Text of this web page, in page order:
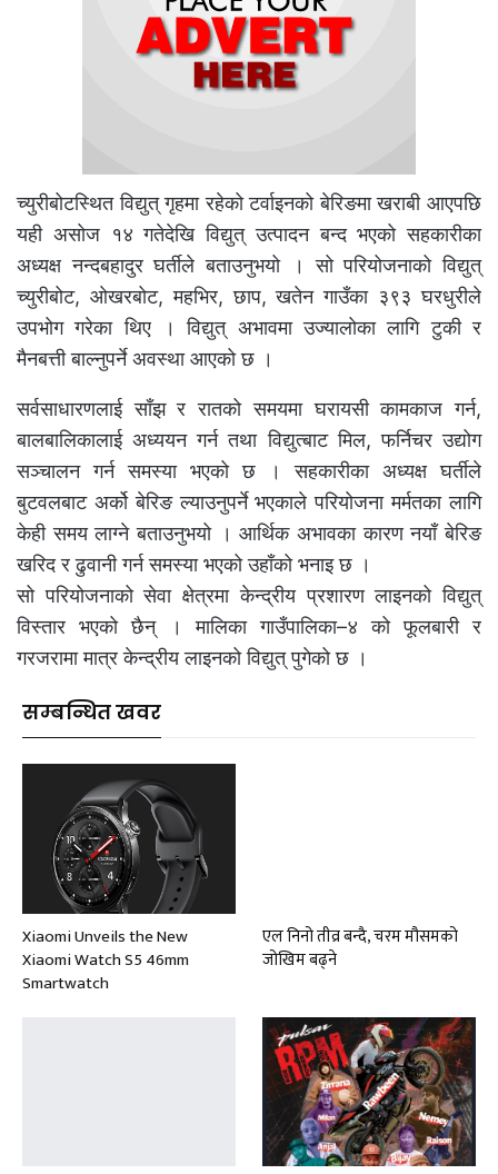
च्युरीबोटस्थित विद्युत् गृहमा रहेको टर्वाइनको बेरिङमा खराबी आएपछि
यही असोज १४ गतेदेखि विद्युत् उत्पादन बन्द भएको सहकारीका
अध्यक्ष नन्दबहादुर घर्तीले बताउनुभयो । सो परियोजनाको विद्युत्
च्युरीबोट, ओखरबोट, महभिर, छाप, खतेन गाउँका ३९३ घरधुरीले
उपभोग गरेका थिए । विद्युत् अभावमा उज्यालोका लागि टुकी र
मैनबत्ती बाल्नुपर्ने अवस्था आएको छ ।
सर्वसाधारणलाई साँझ र रातको समयमा घरायसी कामकाज गर्न,
बालबालिकालाई अध्ययन गर्न तथा विद्युत्बाट मिल, फर्निचर उद्योग
सञ्चालन गर्न समस्या भएको छ । सहकारीका अध्यक्ष घर्तीले
बुटवलबाट अर्को बेरिङ ल्याउनुपर्ने भएकाले परियोजना मर्मतका लागि
केही समय लाग्ने बताउनुभयो । आर्थिक अभावका कारण नयाँ बेरिङ
खरिद र ढुवानी गर्न समस्या भएको उहाँको भनाइ छ ।
सो परियोजनाको सेवा क्षेत्रमा केन्द्रीय प्रशारण लाइनको विद्युत्
विस्तार भएको छैन् । मालिका गाउँपालिका–४ को फूलबारी र
गरजरामा मात्र केन्द्रीय लाइनको विद्युत् पुगेको छ ।
सम्बन्धित खवर
Xiaomi Unveils the New
Xiaomi Watch S5 46mm
Smartwatch
एल निनो तीव्र बन्दै, चरम मौसमको
जोखिम बढ्ने